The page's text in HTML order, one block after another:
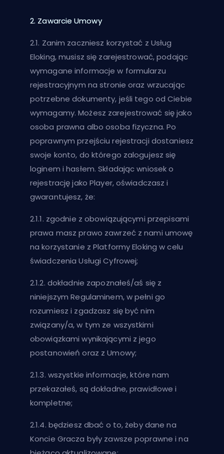
2. Zawarcie Umowy
2.1. Zanim zaczniesz korzystać z Usług
Eloking, musisz się zarejestrować, podając
wymagane informacje w formularzu
rejestracyjnym na stronie oraz wrzucając
potrzebne dokumenty, jeśli tego od Ciebie
wymagamy. Możesz zarejestrować się jako
osoba prawna albo osoba fizyczna. Po
poprawnym przejściu rejestracji dostaniesz
swoje konto, do którego zalogujesz się
loginem i hasłem. Składając wniosek o
rejestrację jako Player, oświadczasz i
gwarantujesz, że:
2.1.1. zgodnie z obowiązującymi przepisami
prawa masz prawo zawrzeć z nami umowę
na korzystanie z Platformy Eloking w celu
świadczenia Usługi Cyfrowej;
2.1.2. dokładnie zapoznałeś/aś się z
niniejszym Regulaminem, w pełni go
rozumiesz i zgadzasz się być nim
związany/a, w tym ze wszystkimi
obowiązkami wynikającymi z jego
postanowień oraz z Umowy;
2.1.3. wszystkie informacje, które nam
przekazałeś, są dokładne, prawidłowe i
kompletne;
2.1.4. będziesz dbać o to, żeby dane na
Koncie Gracza były zawsze poprawne i na